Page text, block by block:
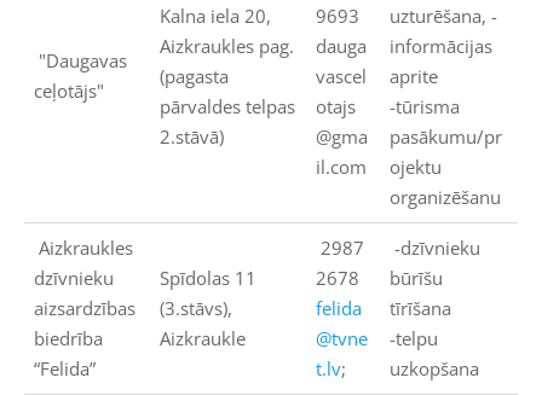
"Daugavas
ceļotājs"
Kalna iela 20,
Aizkraukles pag.
(pagasta
pārvaldes telpas
2.stāvā)
9693
dauga
vascel
otajs
@gma
il.com
uzturēšana, -
informācijas
aprite
-tūrisma
pasākumu/pr
ojektu
organizēšanu
Aizkraukles
dzīvnieku
aizsardzības
biedrība
“Felida”
Spīdolas 11
(3.stāvs),
Aizkraukle
2987
2678
felida
@tvne
t.lv;
-dzīvnieku
būrīšu
tīrīšana
-telpu
uzkopšana